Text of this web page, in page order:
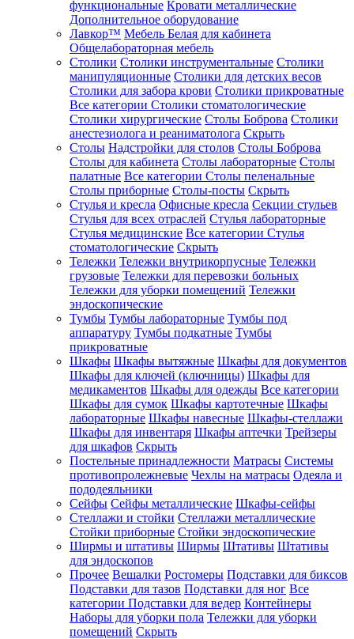
функциональные Кровати металлические
Дополнительное оборудование
Лавкор™ Мебель Белая для кабинета
Общелабораторная мебель
Столики Столики инструментальные Столики
манипуляционные Столики для детских весов
Столики для забора крови Столики прикроватные
Все категории Столики стоматологические
Столики хирургические Столы Боброва Столики
анестезиолога и реаниматолога Скрыть
Столы Надстройки для столов Столы Боброва
Столы для кабинета Столы лабораторные Столы
палатные Все категории Столы пеленальные
Столы приборные Столы-посты Скрыть
Стулья и кресла Офисные кресла Секции стульев
Стулья для всех отраслей Стулья лабораторные
Стулья медицинские Все категории Стулья
стоматологические Скрыть
Тележки Тележки внутрикорпусные Тележки
грузовые Тележки для перевозки больных
Тележки для уборки помещений Тележки
эндоскопические
Тумбы Тумбы лабораторные Тумбы под
аппаратуру Тумбы подкатные Тумбы
прикроватные
Шкафы Шкафы вытяжные Шкафы для документов
Шкафы для ключей (ключницы) Шкафы для
медикаментов Шкафы для одежды Все категории
Шкафы для сумок Шкафы картотечные Шкафы
лабораторные Шкафы навесные Шкафы-стеллажи
Шкафы для инвентаря Шкафы аптечки Трейзеры
для шкафов Скрыть
Постельные принадлежности Матрасы Системы
противопролежневые Чехлы на матрасы Одеяла и
пододеяльники
Сейфы Сейфы металлические Шкафы-сейфы
Стеллажи и стойки Стеллажи металлические
Стойки приборные Стойки эндоскопические
Ширмы и штативы Ширмы Штативы Штативы
для эндоскопов
Прочее Вешалки Ростомеры Подставки для биксов
Подставки для тазов Подставки для ног Все
категории Подставки для ведер Контейнеры
Наборы для уборки пола Тележки для уборки
помещений Скрыть